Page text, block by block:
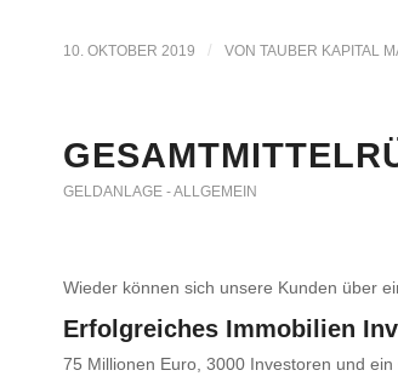
10. OKTOBER 2019 / VON TAUBER KAPITAL
GELDANLAGE - ALLGEMEIN
Wieder können sich unsere Kunden über
Erfolgreiches Immobilien
75 Millionen Euro, 3000 Investoren und